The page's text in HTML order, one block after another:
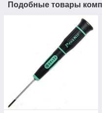
Подобные товары